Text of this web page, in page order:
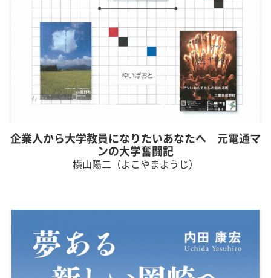
企業人から大学教員になりたいあなたへ 元電通マ
ンの大学奮闘記
横山陽二（よこやまようじ）